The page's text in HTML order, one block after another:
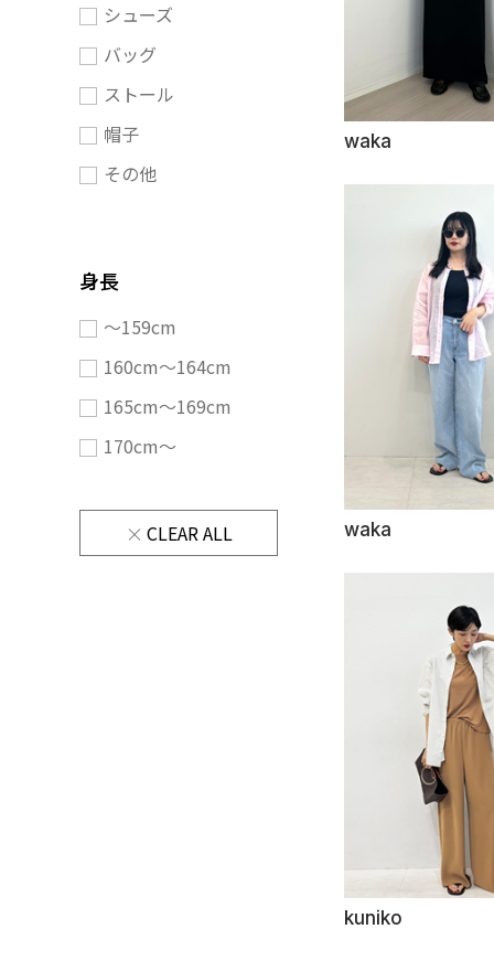
シューズ
バッグ
ストール
帽子
その他
身長
〜159cm
160cm〜164cm
165cm〜169cm
170cm〜
CLEAR ALL
waka
waka
kuniko